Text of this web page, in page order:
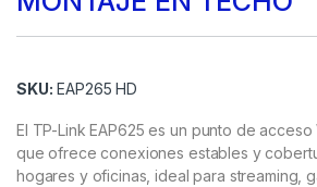
SKU: EAP265 HD
El TP-Link EAP625 es un punto de
que ofrece conexiones estables y
hogares y oficinas, ideal para streaming,